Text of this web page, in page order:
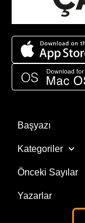
Başyazı
Kategoriler
Önceki Sayılar
Yazarlar